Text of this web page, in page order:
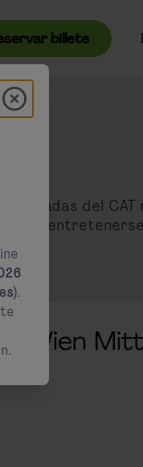
billete
paradas del CAT
para
Wien
Modal schließen
.